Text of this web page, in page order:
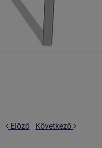
Előző Következő